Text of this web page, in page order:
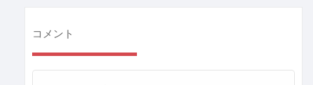
コメント